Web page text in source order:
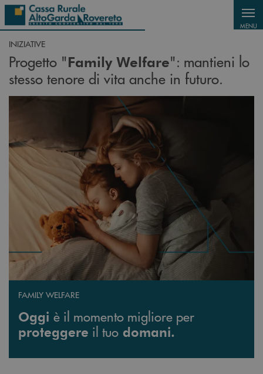
Salta al contenuto principale
MENU
INIZIATIVE
Progetto "Family Welfare": mantieni lo
stesso tenore di vita anche in futuro.
FAMILY WELFARE
Oggi è il momento migliore per
proteggere il tuo domani.